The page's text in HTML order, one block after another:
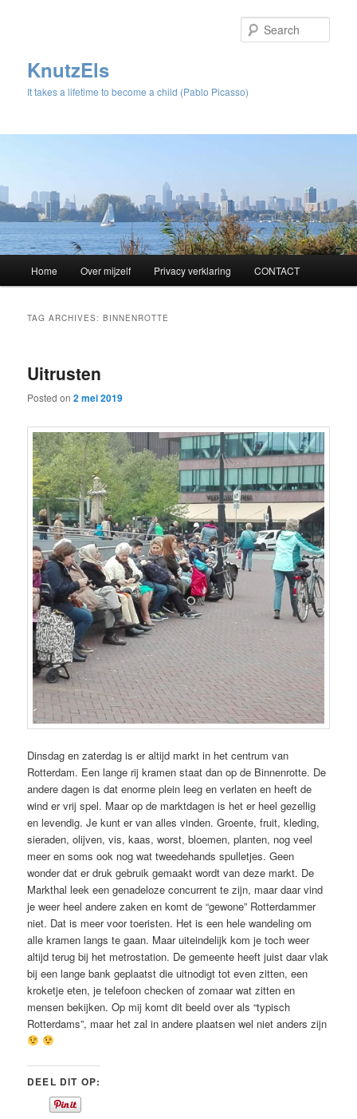
KnutzEls
It takes a lifetime to become a child (Pablo Picasso)
Skip
content
Skip
content
Home Over mijzelf Privacy verklaring CONTACT
TAG ARCHIVES:BINNENROTTE
Uitrusten
Posted on2 mei 2019
Dinsdag en zaterdag is er altijd markt in het centrum van
Rotterdam. Een lange rij kramen staat dan op de Binnenrotte. De
andere dagen is dat enorme plein leeg en verlaten en heeft de
wind er vrij spel. Maar op de marktdagen is het er heel gezellig
en levendig. Je kunt er van alles vinden. Groente, fruit, kleding,
sieraden, olijven, vis, kaas, worst, bloemen, planten, nog veel
meer en soms ook nog wat tweedehands spulletjes. Geen
wonder dat er druk gebruik gemaakt wordt van deze markt. De
Markthal leek een genadeloze concurrent te zijn, maar daar vind
je weer heel andere zaken en komt de “gewone” Rotterdammer
niet. Dat is meer voor toeristen. Het is een hele wandeling om
alle kramen langs te gaan. Maar uiteindelijk kom je toch weer
altijd terug bij het metrostation. De gemeente heeft juist daar vlak
bij een lange bank geplaatst die uitnodigt tot even zitten, een
kroketje eten, je telefoon checken of zomaar wat zitten en
mensen bekijken. Op mij komt dit beeld over als “typisch
Rotterdams”, maar het zal in andere plaatsen wel niet anders zijn
DEEL DIT OP: